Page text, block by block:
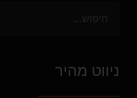
ניווט מהיר